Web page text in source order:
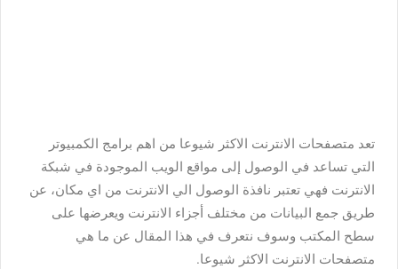
تعد متصفحات الانترنت الاكثر شيوعا من اهم برامج الكمبيوتر
التي تساعد في الوصول إلى مواقع الويب الموجودة في شبكة
الانترنت فهي تعتبر نافذة الوصول الي الانترنت من اي مكان، عن
طريق جمع البيانات من مختلف أجزاء الانترنت ويعرضها على
سطح المكتب وسوف نتعرف في هذا المقال عن ما هي
متصفحات الانترنت الاكثر شيوعا.